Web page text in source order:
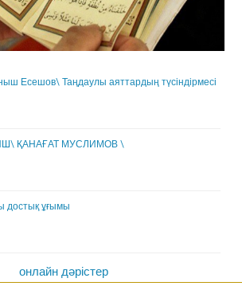
Есешов\ Таңдаулы аяттардың түсіндірмесі
ҚАНАҒАТ МУСЛИМОВ \
достық ұғымы
онлайн дәрістер